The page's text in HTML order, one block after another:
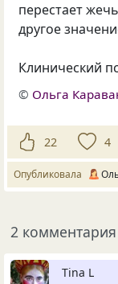
перестает
другое
Клинический
© Ольга
22 4
Опубликовала
2 комментария
Tina L